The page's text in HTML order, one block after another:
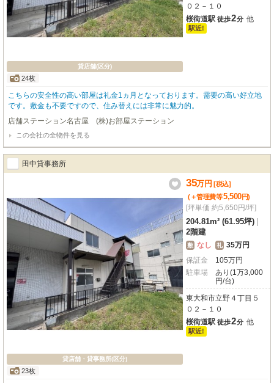
貸店舗(区分)
24枚
０２－１０
桜街道駅 徒歩2分 他
駅近!
こちらの安全性の高い部屋は礼金1ヵ月となっております。需要の高い好立地
です。敷金も不要ですので、住み替えには非常に魅力的。
店舗ステーション名古屋 (株)お部屋ステーション
この会社の全物件を見る
田中貸事務所
貸店舗・貸事務所(区分)
23枚
35万円 [税込]
(＋管理費等5,500円)
[坪単価 約5,650円/坪]
204.81m² (61.95坪)
2階建
敷 なし 礼 35万円
保証金
105万円
駐車場
あり(1万3,000
円/台)
東大和市立野４丁目５
０２－１０
桜街道駅 徒歩2分 他
駅近!